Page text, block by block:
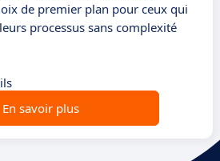
de premier plan pour ceux qui
processus sans complexité
En savoir plus